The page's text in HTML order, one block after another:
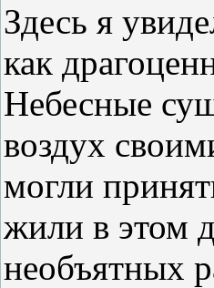
Здесь я
как
Небесные
воздух
могли
жили в этом
необъятных